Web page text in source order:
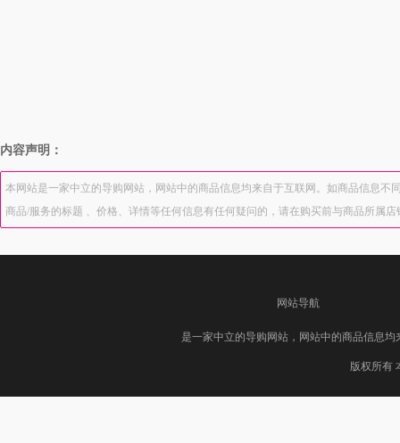
内容声明：
本网站是一家中立的导购网站，网站中的商品信息均来自于互联网。如商品信息
商品/服务的标题 、价格、详情等任何信息有任何疑问的，请在购买前与商品所属
网站导航
是一家中立的导购网站，网站中的商品信息
版权所有